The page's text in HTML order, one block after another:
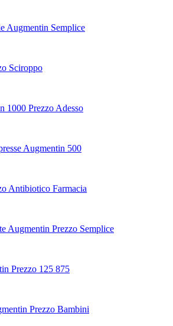
Augmentin Semplice
Sciroppo
1000 Prezzo Adesso
Augmentin 500
Antibiotico Farmacia
Augmentin Prezzo Semplice
Prezzo 125 875
Prezzo Bambini